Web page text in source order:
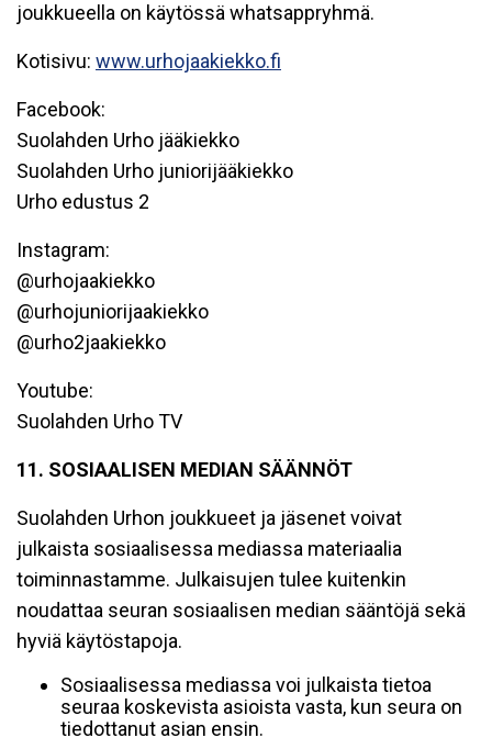
joukkueella on käytössä whatsappryhmä.
Kotisivu: www.urhojaakiekko.fi
Facebook:
Suolahden Urho jääkiekko
Suolahden Urho juniorijääkiekko
Urho edustus 2
Instagram:
@urhojaakiekko
@urhojuniorijaakiekko
@urho2jaakiekko
Youtube:
Suolahden Urho TV
11. SOSIAALISEN MEDIAN SÄÄNNÖT
Suolahden Urhon joukkueet ja jäsenet voivat
julkaista sosiaalisessa mediassa materiaalia
toiminnastamme. Julkaisujen tulee kuitenkin
noudattaa seuran sosiaalisen median sääntöjä sekä
hyviä käytöstapoja.
Sosiaalisessa mediassa voi julkaista tietoa
seuraa koskevista asioista vasta, kun seura on
tiedottanut asian ensin.